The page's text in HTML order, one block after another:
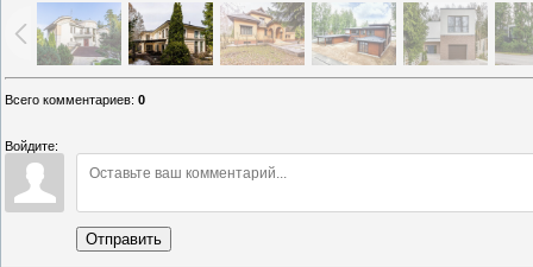
Всего комментариев: 0
Войдите:
Отправить